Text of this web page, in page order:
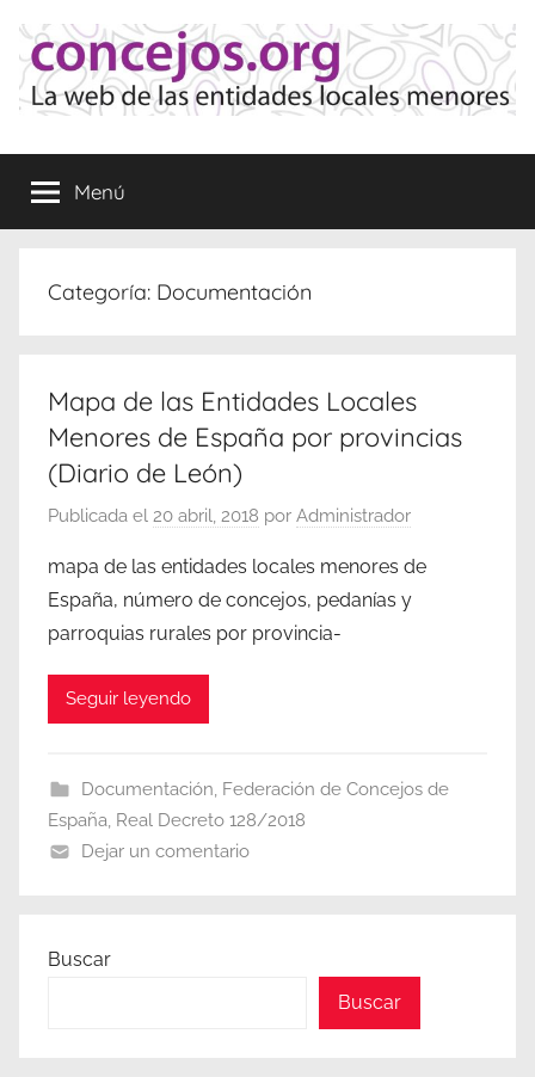
contenido
Concejos
de
las
Locales
Menú
Categoría: Documentación
Mapa de las Entidades Locales
Menores de España por provincias
(Diario de León)
Publicada el 20 abril, 2018 por Administrador
mapa de las entidades locales menores de
España, número de concejos, pedanías y
parroquias rurales por provincia-
Seguir leyendo
Documentación, Federación de Concejos de
España, Real Decreto 128/2018
Dejar un comentario
Buscar
Buscar